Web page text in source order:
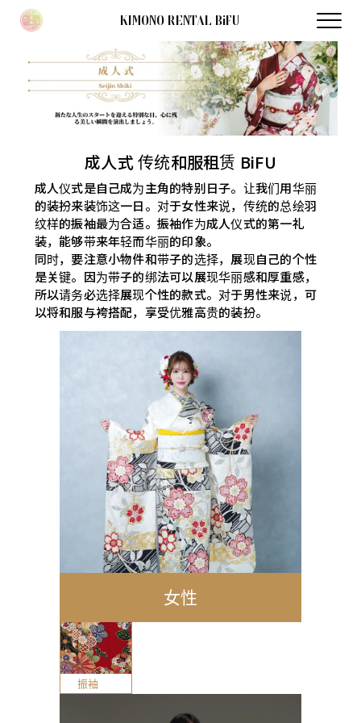
KIMONO RENTAL BiFU
成人式 传统和服租赁 BiFU
成人仪式是自己成为主角的特别日子。让我们用华丽
的装扮来装饰这一日。对于女性来说，传统的总绘羽
纹样的振袖最为合适。振袖作为成人仪式的第一礼
装，能够带来年轻而华丽的印象。
同时，要注意小物件和带子的选择，展现自己的个性
是关键。因为带子的绑法可以展现华丽感和厚重感，
所以请务必选择展现个性的款式。对于男性来说，可
以将和服与袴搭配，享受优雅高贵的装扮。
女性
振袖